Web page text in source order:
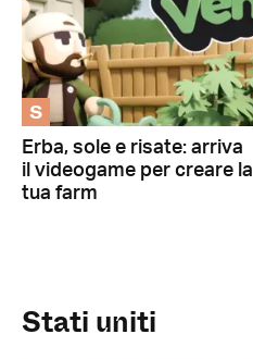
S
Erba, sole e risate: arriva
il videogame per creare la
tua farm
Stati uniti